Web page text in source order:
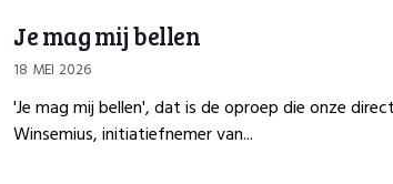
Je mag mij bellen
18 MEI 2026
'Je mag mij bellen', dat is de oproep die onze
Winsemius, initiatiefnemer van...